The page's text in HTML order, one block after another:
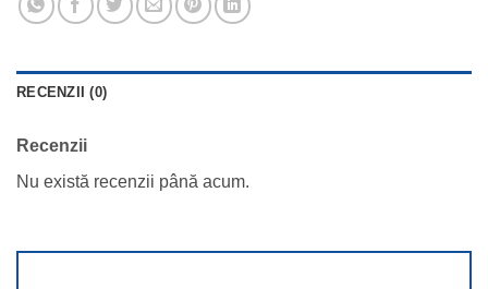
RECENZII (0)
Recenzii
Nu există recenzii până acum.